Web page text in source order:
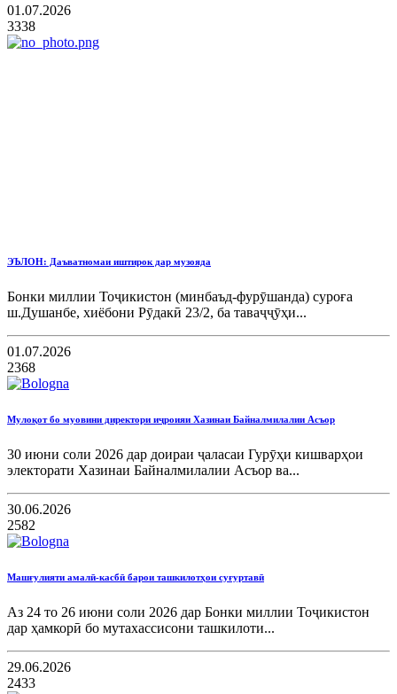
01.07.2026
3338
ЭЪЛОН: Даъватномаи иштирок дар музояда
Бонки миллии Тоҷикистон (минбаъд-фурӯшанда) суроға
ш.Душанбе, хиёбони Рӯдакӣ 23/2, ба таваҷҷӯҳи...
01.07.2026
2368
Мулоқот бо муовини директори иҷроияи Хазинаи Байналмилалии Асъор
30 июни соли 2026 дар доираи ҷаласаи Гурӯҳи кишварҳои
электорати Хазинаи Байналмилалии Асъор ва...
30.06.2026
2582
Машғулияти амалӣ-касбӣ барои ташкилотҳои суғуртавӣ
Аз 24 то 26 июни соли 2026 дар Бонки миллии Тоҷикистон
дар ҳамкорӣ бо мутахассисони ташкилоти...
29.06.2026
2433